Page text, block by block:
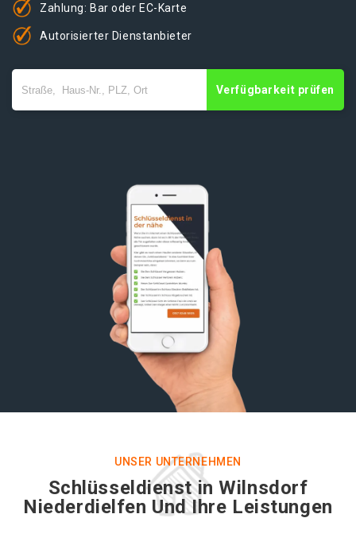
Zahlung: Bar oder EC-Karte
Autorisierter Dienstanbieter
Verfügbarkeit prüfen
UNSER UNTERNEHMEN
Schlüsseldienst in Wilnsdorf
Niederdielfen Und Ihre Leistungen